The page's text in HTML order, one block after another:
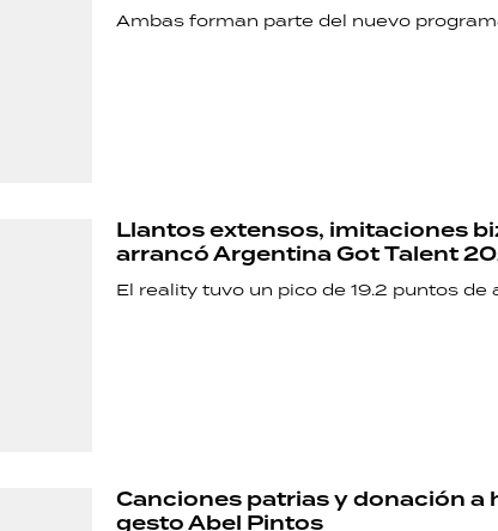
Ambas forman parte del nuevo
Llantos extensos, imitaciones
arrancó Argentina Got Talent
El reality tuvo un pico de 19.2 puntos de
Canciones patrias y donación a
gesto Abel Pintos